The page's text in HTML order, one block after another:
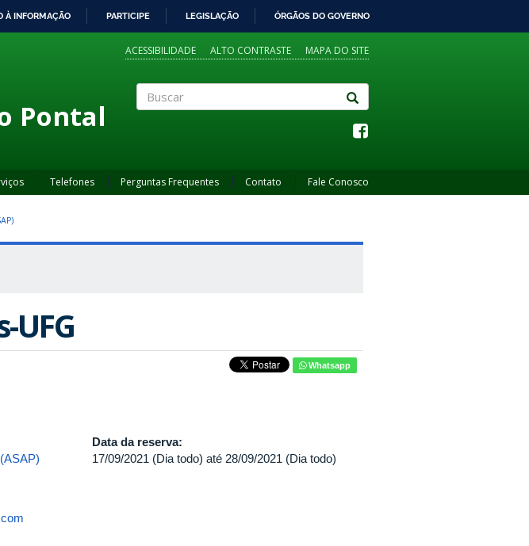
À INFORMAÇÃO PARTICIPE LEGISLAÇÃO ÓRGÃOS DO GOVERNO
ACESSIBILIDADE ALTO CONTRASTE MAPA DO SITE
Pontal
Telefones Perguntas Frequentes Contato Fale Conosco
UFG
Whatsapp
Data da reserva:
17/09/2021 (Dia todo) até 28/09/2021 (Dia todo)